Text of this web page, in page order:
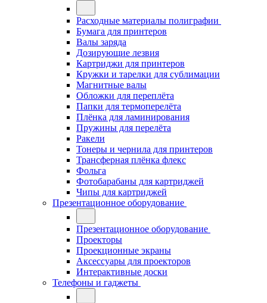
Расходные материалы полиграфии
Бумага для принтеров
Валы заряда
Дозирующие лезвия
Картриджи для принтеров
Кружки и тарелки для сублимации
Магнитные валы
Обложки для переплёта
Папки для термоперелёта
Плёнка для ламинирования
Пружины для перелёта
Ракели
Тонеры и чернила для принтеров
Трансферная плёнка флекс
Фольга
Фотобарабаны для картриджей
Чипы для картриджей
Презентационное оборудование
Презентационное оборудование
Проекторы
Проекционные экраны
Аксессуары для проекторов
Интерактивные доски
Телефоны и гаджеты